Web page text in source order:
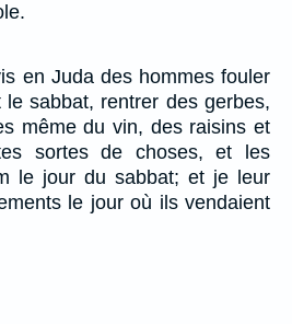
en Juda des hommes fouler
sabbat, rentrer des gerbes,
même du vin, des raisins et
sortes de choses, et les
le jour du sabbat; et je leur
le jour où ils vendaient